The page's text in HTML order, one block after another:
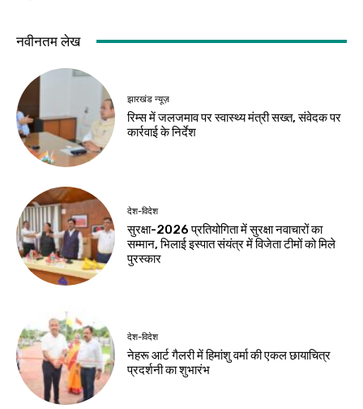
देश-विदेश
यूपी टी20 लीग से
खिलाड़ियों को मिल रहा
Birsa Bhumi Live
August 6, 2026
देश-विदेश
बिहार
300 किलो की कांवड़
बनी आकर्षण का केंद्र
Birsa Bhumi Live -
August 6, 2026